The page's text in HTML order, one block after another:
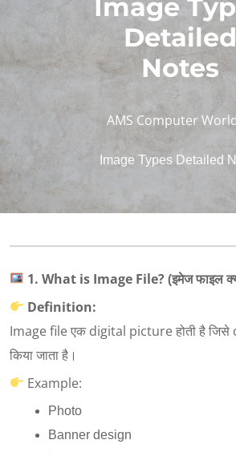
Image
Detailed
Notes
AMS Computer
Image Types Detailed
1. What is Image File? (इमेज फाइल
Definition:
Image file एक digital picture होती है
किया जाता है।
Example:
Photo
Banner design